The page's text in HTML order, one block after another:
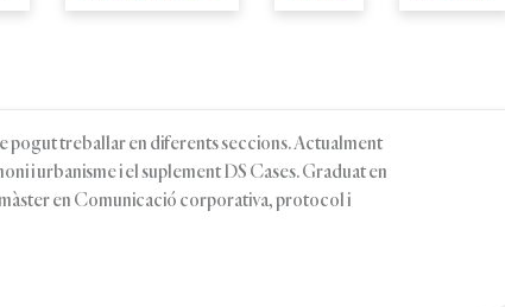
pogut treballar en diferents seccions. Actualment
i urbanisme i el suplement DS Cases. Graduat en
en Comunicació corporativa, protocol i